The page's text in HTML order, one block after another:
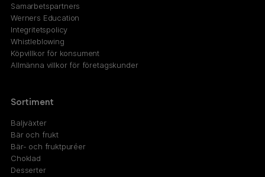
Samarbetspartners
Werners Education
Integritetspolicy
Whistleblowing
Köpvillkor för konsument
Allmänna villkor för företagskunder
Sortiment
Baljväxter
Bär och frukt
Bär- och fruktpuréer
Choklad
Desserter